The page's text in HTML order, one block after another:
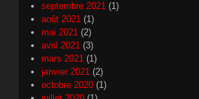
septembre 2021 (1)
août 2021 (1)
mai 2021 (2)
avril 2021 (3)
mars 2021 (1)
janvier 2021 (2)
octobre 2020 (1)